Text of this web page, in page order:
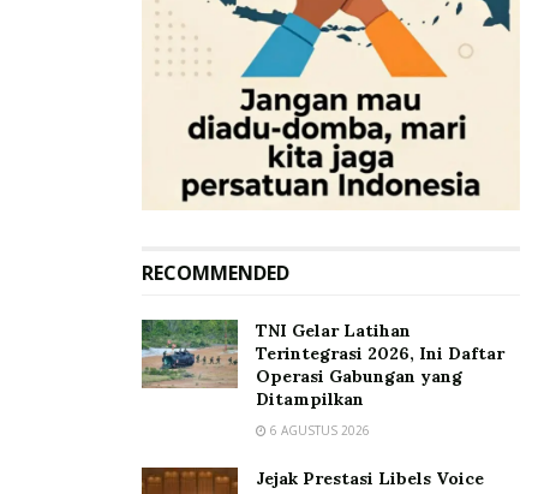
RECOMMENDED
TNI Gelar Latihan
Terintegrasi 2026, Ini Daftar
Operasi Gabungan yang
Ditampilkan
6 AGUSTUS 2026
Jejak Prestasi Libels Voice